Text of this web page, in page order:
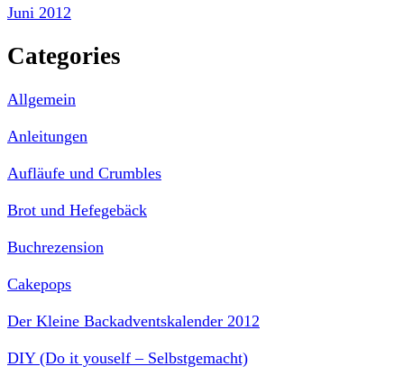
Juni 2012
Categories
Allgemein
Anleitungen
Aufläufe und Crumbles
Brot und Hefegebäck
Buchrezension
Cakepops
Der Kleine Backadventskalender 2012
DIY (Do it youself – Selbstgemacht)